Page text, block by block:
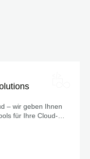
– wir geben Ihnen
für Ihre Cloud-